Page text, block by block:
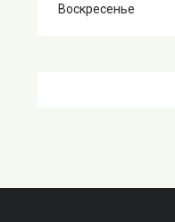
Воскресенье